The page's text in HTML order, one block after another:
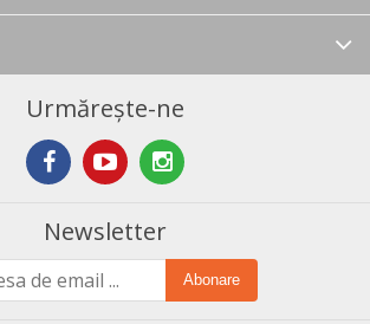
Urmărește-ne
Newsletter
Abonare